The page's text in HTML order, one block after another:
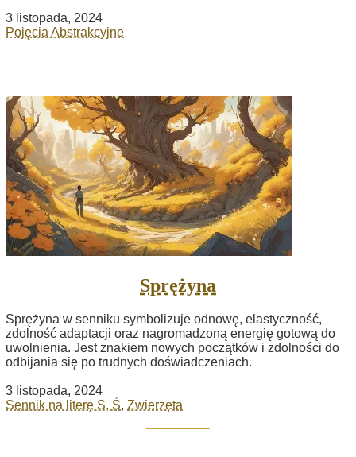
3 listopada, 2024
Pojęcia Abstrakcyjne
Sprężyna
Sprężyna w senniku symbolizuje odnowę, elastyczność,
zdolność adaptacji oraz nagromadzoną energię gotową do
uwolnienia. Jest znakiem nowych początków i zdolności do
odbijania się po trudnych doświadczeniach.
3 listopada, 2024
Sennik na literę S, Ś, Zwierzęta